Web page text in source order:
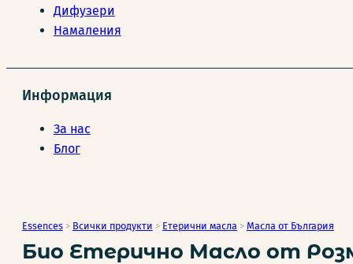
Дифузери
Намаления
Информация
За нас
Блог
Essences > Всички продукти > Етерични масла > Масла от България
Био Етерично Масло от